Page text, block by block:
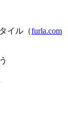
イル（furla.com